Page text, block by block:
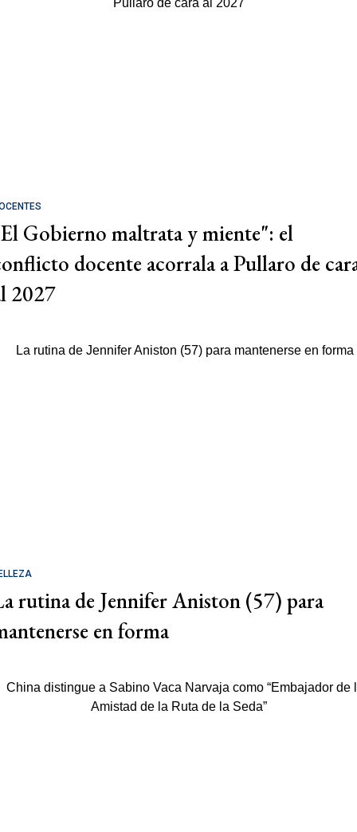
Gobierno maltrata y miente": el
docente acorrala a Pullaro de
2027
rutina de Jennifer Aniston (57) para
en forma